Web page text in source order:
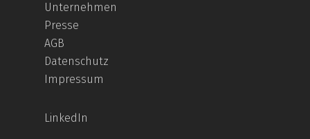
Unternehmen
Presse
AGB
Datenschutz
Impressum
LinkedIn